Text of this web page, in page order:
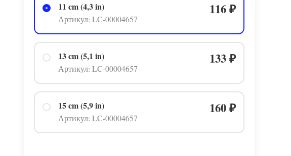
11 cm (4,3 in)
Артикул: LC-00004657
116 ₽
13 cm (5,1 in)
Артикул: LC-00004657
133 ₽
15 cm (5,9 in)
Артикул: LC-00004657
160 ₽